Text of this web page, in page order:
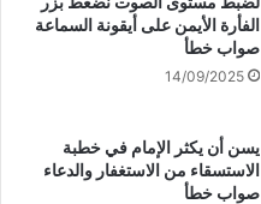
الفأرة الأيمن على أيقونة السماعة
صواب خطأ
14/09/2025
يسن أن يكثر الإمام في خطبة
الاستسقاء من الاستغفار والدعاء
صواب خطأ